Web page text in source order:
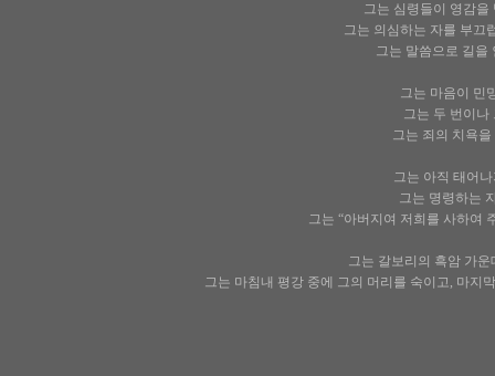
그는 심령들이 영감을
그는 의심하는 자를 부끄
그는 말씀으로 길을
그는 마음이 민
그는 두 번이나
그는 죄의 치욕
그는 아직 태어
그는 명령하는
그는 “아버지여 저희를 사하여
그는 갈보리의 흑암 가
그는 마침내 평강 중에 그의 머리를 숙이고, 마지